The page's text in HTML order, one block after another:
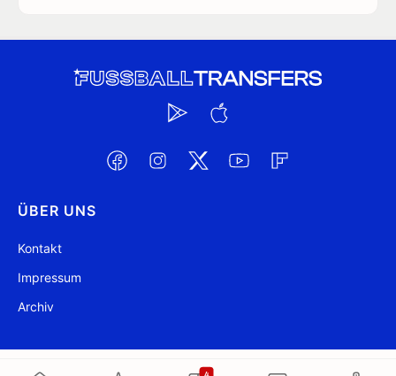
ÜBER UNS
Kontakt
Impressum
Archiv
@ FussballTransfers.com 2009-2026